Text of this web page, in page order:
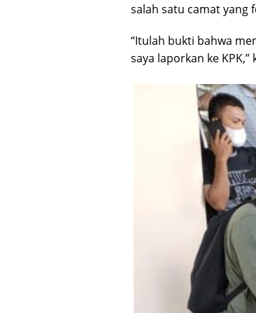
salah satu camat yang
“Itulah bukti bahwa
saya laporkan ke KPK,”